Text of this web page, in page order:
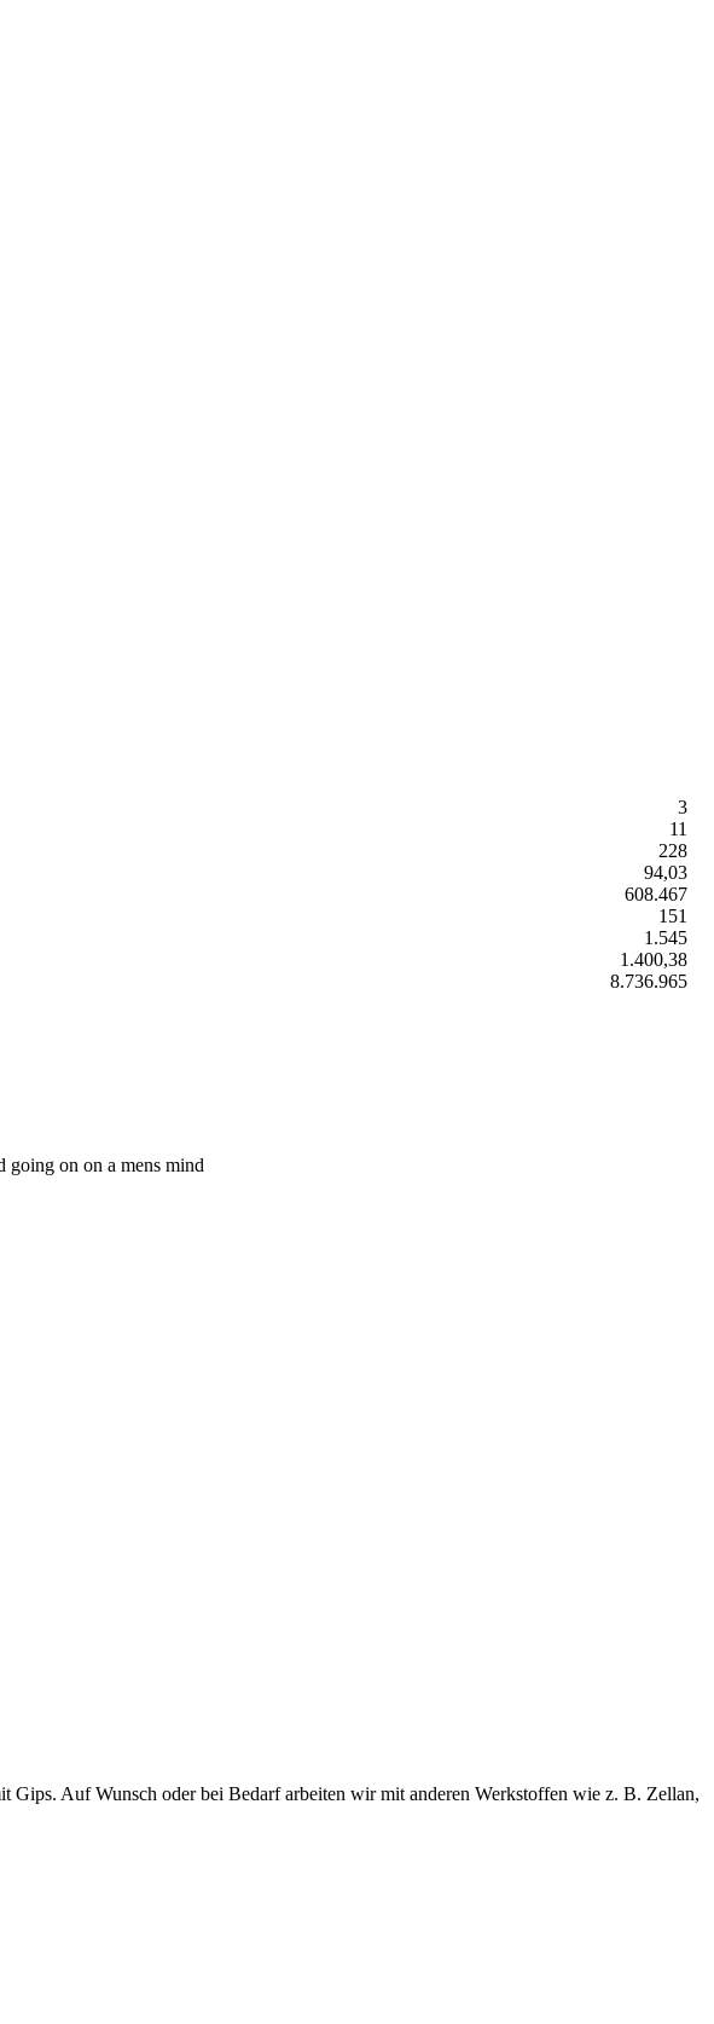
3
11
228
94,03
608.467
151
1.545
1.400,38
8.736.965
going on on a mens mind
Gips. Auf Wunsch oder bei Bedarf arbeiten wir mit anderen Werkstoffen wie z. B. Zellan,